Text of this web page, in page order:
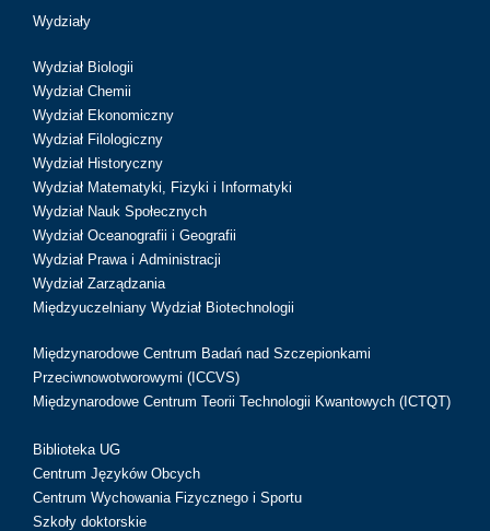
Wydziały
Wydział Biologii
Wydział Chemii
Wydział Ekonomiczny
Wydział Filologiczny
Wydział Historyczny
Wydział Matematyki, Fizyki i Informatyki
Wydział Nauk Społecznych
Wydział Oceanografii i Geografii
Wydział Prawa i Administracji
Wydział Zarządzania
Międzyuczelniany Wydział Biotechnologii
Międzynarodowe Centrum Badań nad Szczepionkami
Przeciwnowotworowymi (ICCVS)
Międzynarodowe Centrum Teorii Technologii Kwantowych (ICTQT)
Biblioteka UG
Centrum Języków Obcych
Centrum Wychowania Fizycznego i Sportu
Szkoły doktorskie